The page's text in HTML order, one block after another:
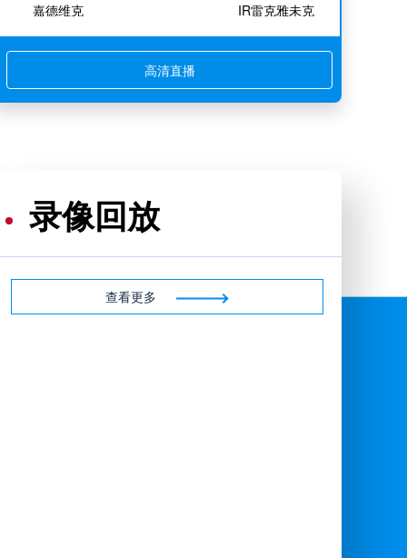
嘉德维克 IR雷克雅未克
高清直播
录像回放
查看更多